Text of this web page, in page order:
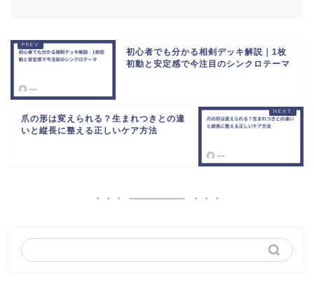
初心者でも分かる相剣デッキ解説｜1枚
初動と安定感で今注目のシンクロテーマ
爪の形は変えられる？生まれつきとの違
いと縦長に整える正しいケア方法